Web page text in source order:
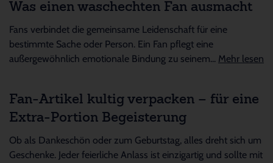
Was einen waschechten Fan ausmacht
Fans verbindet die gemeinsame Leidenschaft für eine
bestimmte Sache oder Person. Ein Fan pflegt eine
außergewöhnlich emotionale Bindung zu seinem... Mehr lesen
Fan-Artikel kultig verpacken – für eine
Extra-Portion Begeisterung
Ob als Dankeschön oder zum Geburtstag, alles dreht sich um
Geschenke. Jeder feierliche Anlass ist einzigartig und sollte mit